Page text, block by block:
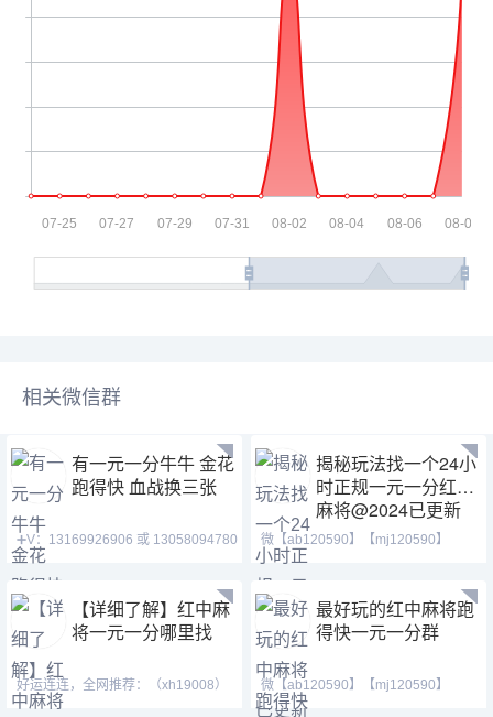
相关微信群
有一元一分牛牛 金花
跑得快 血战换三张
➕V：13169926906 或 13058094780
QQ:3122617673 玩
揭秘玩法找一个24小
时正规一元一分红中
麻将@2024已更新
微【ab120590】【mj120590】
【tj525555】一元一分麻将
【详细了解】红中麻
将一元一分哪里找
好运连连，全网推荐：（xh19008）
（ xh29008）【tj19008】一元一分
最好玩的红中麻将跑
得快一元一分群
微【ab120590】【mj120590】
【tj525555】红中换三张缺